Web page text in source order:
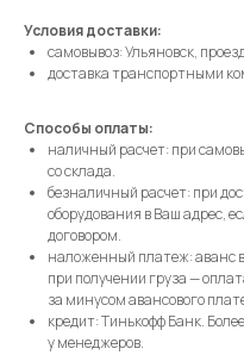
Условия доставки:
самовывоз: Ульяновск,
доставка транспортными
Способы оплаты:
наличный расчет: при
со склада.
безналичный расчет: при
оборудования в Ваш адрес,
договором.
наложенный платеж: аванс
при получении груза —
за минусом авансового
кредит: Тинькофф Банк.
у менеджеров.